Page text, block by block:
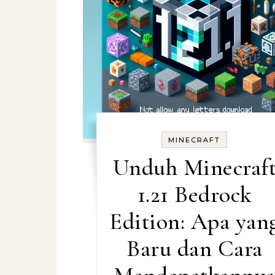
MINECRAFT
Unduh
1.21 Bedrock
Edition: Apa
Baru dan Cara